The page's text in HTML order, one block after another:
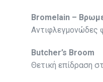
Bromelain –
Αντιφλεγμονώδες
Butcher’s Broom
Θετική επίδραση